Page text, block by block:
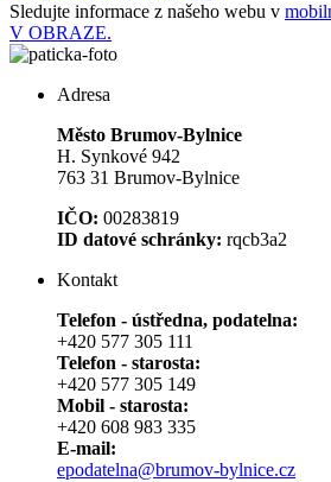
Sledujte informace z našeho webu v
V OBRAZE.
Adresa
Město Brumov-Bylnice
H. Synkové 942
763 31 Brumov-Bylnice
IČO: 00283819
ID datové schránky: rqcb3a2
Kontakt
Telefon - ústředna, podatelna:
+420 577 305 111
Telefon - starosta:
+420 577 305 149
Mobil - starosta:
+420 608 983 335
E-mail:
epodatelna@brumov-bylnice.cz